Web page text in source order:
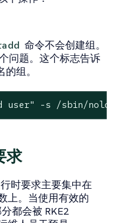
命令不会创建组。
问题。这个标志告诉
组。
user" -s /sbin/
求
时要求主要集中在
上。当使用有效的
都会被 RKE2